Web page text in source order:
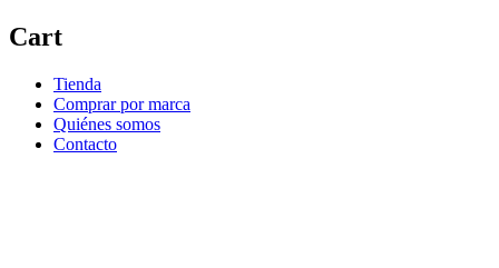
Cart
Tienda
Comprar por marca
Quiénes somos
Contacto